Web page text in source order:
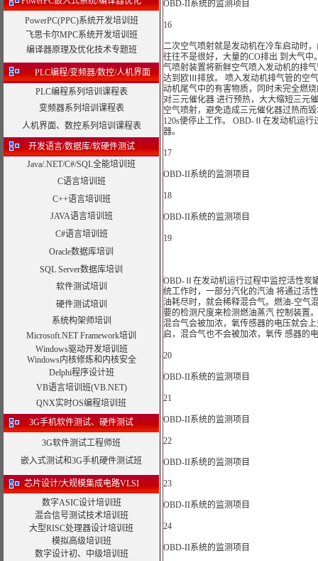
PowerPC(PPC)系统开发培训班
飞思卡尔MPC系统开发培训班
编译器原理及优化技术专题班
PLC编程/变频器/数控/人机界面
PLC编程系列培训课程表
变频器系列培训课程表
人机界面、数控系列培训课程表
开发语言/数据库/软硬件测试
Java/.NET/C#/SQL全能培训班
C语言培训班
C++语言培训班
JAVA语言培训班
C#语言培训班
Oracle数据库培训
SQL Server数据库培训
软件测试培训
硬件测试培训
系统构架师培训
Microsoft.NET Framework培训
Windows驱动开发培训班
Windows内核修炼和内核安全
Delphi程序设计班
VB语言培训班(VB.NET)
QNX实时OS编程培训班
3G手机软件测试、硬件测试
3G软件测试工程师班
嵌入式测试和3G手机硬件测试班
芯片设计/大规模集成电路VLSI
数字ASIC设计培训班
混合信号测试技术培训班
大型RISC处理器设计培训班
模拟高级培训班
数字设计初、中级培训班
OBD-II系统的监测项目
16
二次空气喷射就是发动机在冷车启动时
往往不是很好，大量的CO排出 到大气
气喷射装置将新鲜空气喷入发动机的排
达到欧Ⅲ排放。 喷入发动机排气管的空
动机尾气中的有害物质，同时未完全燃
对三元催化器 进行预热，大大缩短三元
空气喷射，避免造成三元催化器过热而
120s便停止工作。 OBD-Ⅱ在发动机运
器。
17
OBD-II系统的监测项目
18
OBD-II系统的监测项目
19
OBD-Ⅱ在发动机运行过程中监控活性炭
统工作时，一部分汽化的汽油 将通过活
油耗尽时，就会稀释混合气。燃油-空气
要的检测尺度来检测燃油蒸汽 控制装置
混合气会被加浓，氧传感器的电压就会
启，混合气也不会被加浓，氧传 感器的
20
OBD-II系统的监测项目
21
OBD-II系统的监测项目
22
OBD-II系统的监测项目
23
OBD-II系统的监测项目
24
OBD-II系统的监测项目